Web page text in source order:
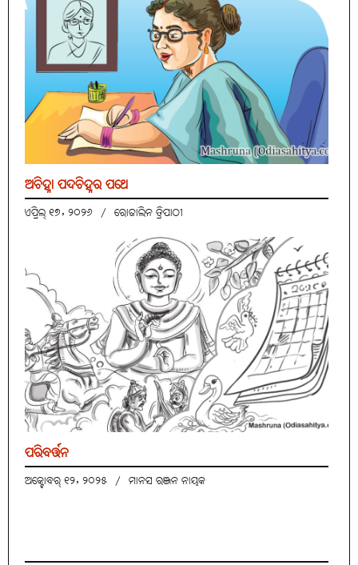
ଅଚିହ୍ନା ପଦଚିହ୍ନର ପଥେ
ଏପ୍ରିଲ୍ ୧୭, ୨୦୨୬ / ରୋଜାଲିନ ତ୍ରିପାଠୀ
ପରିବର୍ତ୍ତନ
ଅକ୍ଟୋବର୍ ୧୨, ୨୦୨୫ / ମାନସ ରଞ୍ଜନ ନାୟକ